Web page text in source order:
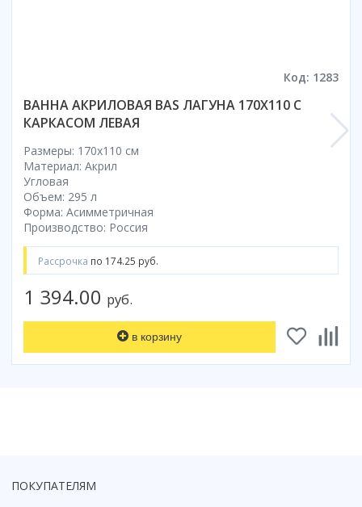
Код: 1283
ВАННА АКРИЛОВАЯ BAS ЛАГУНА 170X110 С
КАРКАСОМ ЛЕВАЯ
Размеры: 170x110 cм
Материал: Акрил
Угловая
Объем: 295 л
Форма: Асимметричная
Производство: Россия
Рассрочка по 174.25 руб.
1 394.00 руб.
в корзину
ПОКУПАТЕЛЯМ